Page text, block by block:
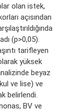
olan istek,
açısından
(p>0,05).
tarifleyen
yüksek
beyaz
ve lise) ve
belirlendi.
BV ve